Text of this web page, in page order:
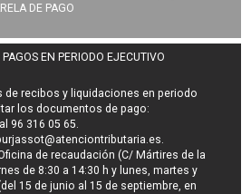
DE PAGO
EN PERIODO EJECUTIVO
derecibos y liquidaciones en periodo
los documentos de pago:
96 316 05 65.
.
de recaudación (C/ Mártires de la
de 8:30 a 14:30 h y lunes, martes y
15 de junio al 15 de septiembre, en